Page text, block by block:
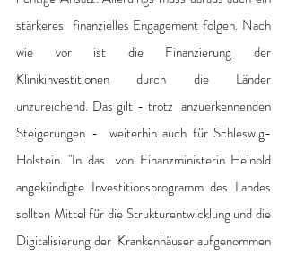
stärkeres  finanzielles Engagement folgen. Nach
wie vor ist die Finanzierung der
Klinikinvestitionen durch die Länder
unzureichend. Das gilt - trotz  anzuerkennenden
Steigerungen -  weiterhin auch für Schleswig-
Holstein. "In das  von Finanzministerin Heinold
angekündigte Investitionsprogramm des Landes
sollten Mittel für die Strukturentwicklung und die
Digitalisierung der  Krankenhäuser aufgenommen